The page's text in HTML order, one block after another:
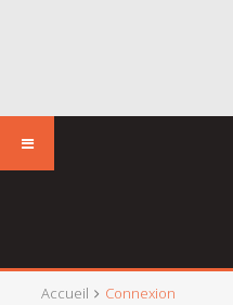
Accueil Connexion